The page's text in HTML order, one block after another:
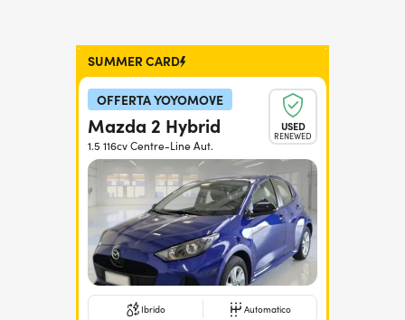
SUMMER CARD
OFFERTA YOYOMOVE
USED
RENEWED
Mazda 2 Hybrid
1.5 116cv Centre-Line Aut.
Ibrido Automatico